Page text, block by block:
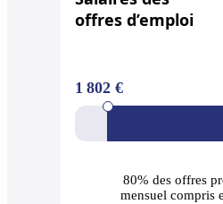
offres d’emploi
1 802 €
80% des offres
mensuel compris